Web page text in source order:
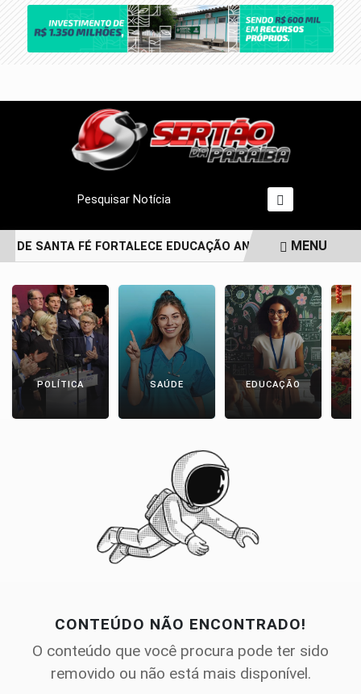
Pesquisar Notícia
DE SANTA FÉ FORTALECE EDUCAÇÃO ANTIRRACISTA
MENU
POLÍTICA SAÚDE EDUCAÇÃO
CONTEÚDO NÃO ENCONTRADO!
O conteúdo que você procura pode ter sido
removido ou não está mais disponível.